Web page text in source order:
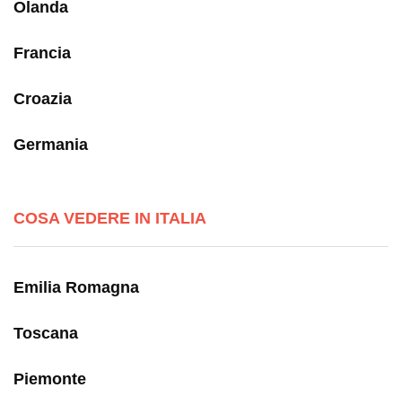
Olanda
Francia
Croazia
Germania
COSA VEDERE IN ITALIA
Emilia Romagna
Toscana
Piemonte